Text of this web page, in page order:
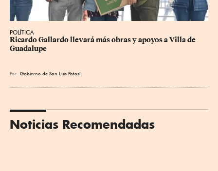
POLÍTICA
Ricardo Gallardo llevará más obras y apoyos a Villa de
Guadalupe
Por Gobierno de San Luis Potosí
Noticias Recomendadas